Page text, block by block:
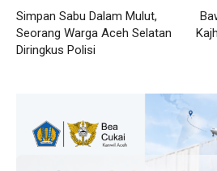
Simpan Sabu Dalam Mulut,
Seorang Warga Aceh Selatan
Diringkus Polisi